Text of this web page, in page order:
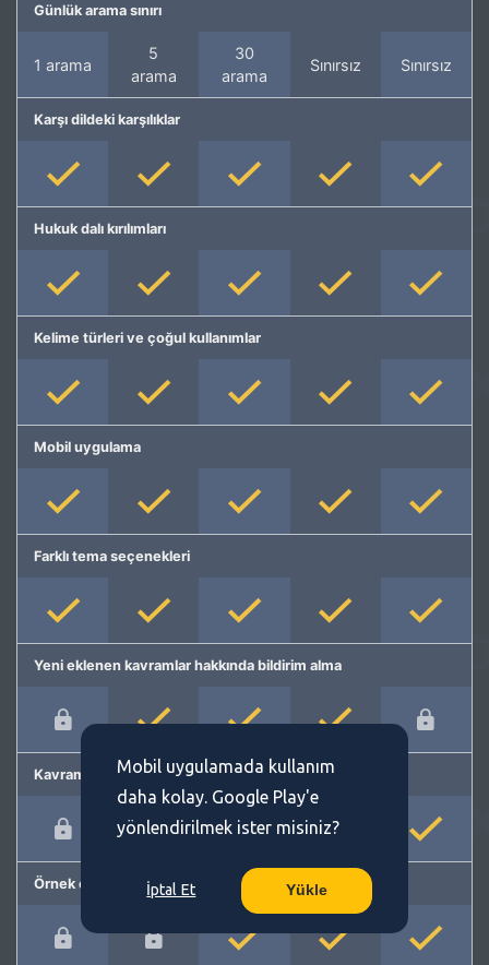
Günlük arama sınırı
1 arama
5
arama
30
arama
Sınırsız Sınırsız
Karşı dildeki karşılıklar
Hukuk dalı kırılımları
Kelime türleri ve çoğul kullanımlar
Mobil uygulama
Farklı tema seçenekleri
Yeni eklenen kavramlar hakkında bildirim alma
Kavram önerme
Örnek cümleler
Mobil uygulamada kullanım
daha kolay. Google Play'e
yönlendirilmek ister misiniz?
İptal Et Yükle